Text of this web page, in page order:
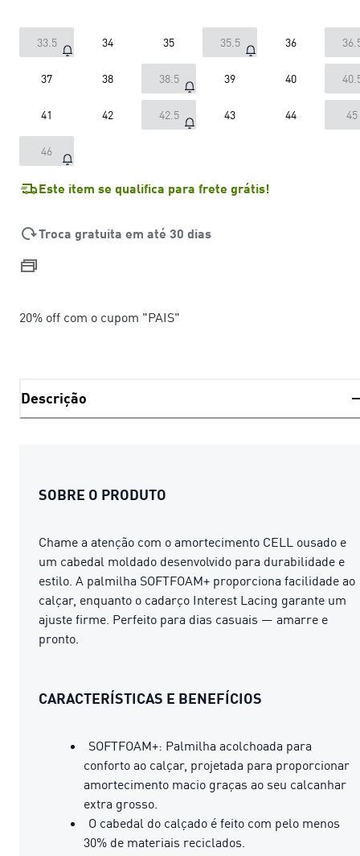
33.5 34 35 35.5 36
37 38 38.5 39 40
41 42 42.5 43 44 45
46
Este item se qualifica para frete grátis!
Troca gratuita em até 30 dias
20% off com o cupom "PAIS"
Descrição
SOBRE O PRODUTO
Chame a atenção com o amortecimento CELL ousado e
um cabedal moldado desenvolvido para durabilidade e
estilo. A palmilha SOFTFOAM+ proporciona facilidade ao
calçar, enquanto o cadarço Interest Lacing garante um
ajuste firme. Perfeito para dias casuais — amarre e
pronto.
CARACTERÍSTICAS E BENEFÍCIOS
SOFTFOAM+: Palmilha acolchoada para
conforto ao calçar, projetada para proporcionar
amortecimento macio graças ao seu calcanhar
extra grosso.
O cabedal do calçado é feito com pelo menos
30% de materiais reciclados.